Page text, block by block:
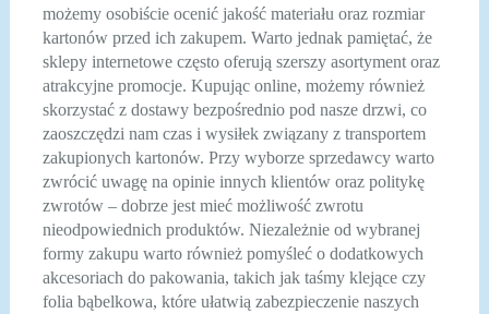
możemy osobiście ocenić jakość materiału oraz rozmiar
kartonów przed ich zakupem. Warto jednak pamiętać, że
sklepy internetowe często oferują szerszy asortyment oraz
atrakcyjne promocje. Kupując online, możemy również
skorzystać z dostawy bezpośrednio pod nasze drzwi, co
zaoszczędzi nam czas i wysiłek związany z transportem
zakupionych kartonów. Przy wyborze sprzedawcy warto
zwrócić uwagę na opinie innych klientów oraz politykę
zwrotów – dobrze jest mieć możliwość zwrotu
nieodpowiednich produktów. Niezależnie od wybranej
formy zakupu warto również pomyśleć o dodatkowych
akcesoriach do pakowania, takich jak taśmy klejące czy
folia bąbelkowa, które ułatwią zabezpieczenie naszych